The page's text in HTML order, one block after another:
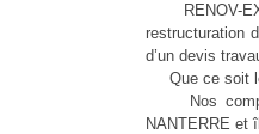
RENOV-EX
restructuration
d’un devis
Que ce soit le
Nos
NANTERRE et